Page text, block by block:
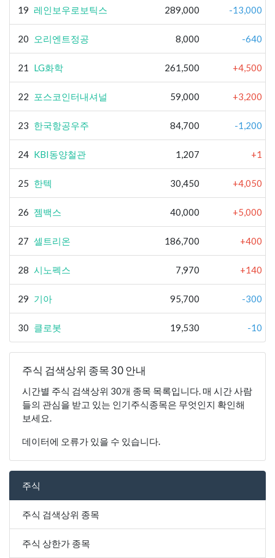
19 레인보우로보틱스 289,000 -13,000
20 오리엔트정공 8,000 -640
21 LG화학 261,500 +4,500
22 포스코인터내셔널 59,000 +3,200
23 한국항공우주 84,700 -1,200
24 KBI동양철관 1,207 +1
25 한텍 30,450 +4,050
26 젬백스 40,000 +5,000
27 셀트리온 186,700 +400
28 시노펙스 7,970 +140
29 기아 95,700 -300
30 클로봇 19,530 -10
주식 검색상위 종목 30 안내
시간별 주식 검색상위 30개 종목 목록입니다. 매 시간 사람
들의 관심을 받고 있는 인기주식종목은 무엇인지 확인해
보세요.
데이터에 오류가 있을 수 있습니다.
주식
주식 검색상위 종목
주식 상한가 종목